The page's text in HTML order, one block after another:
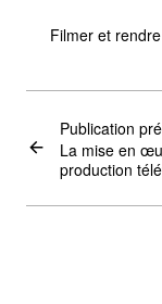
Publication
La mise en
production
Filmer et